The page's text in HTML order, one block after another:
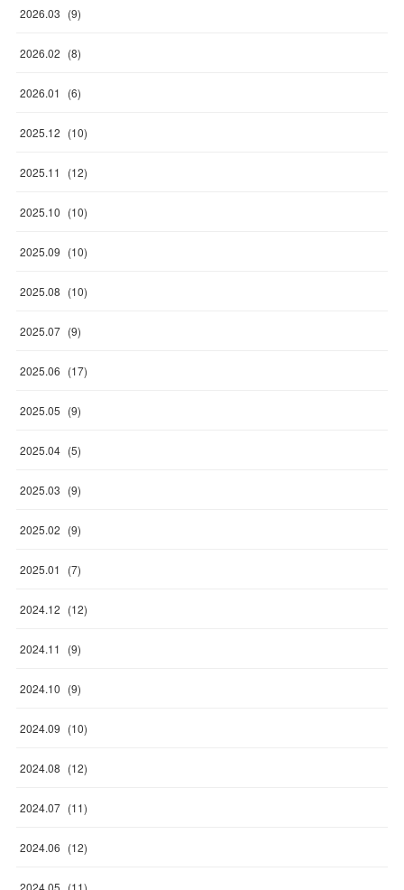
2026.03 (9)
2026.02 (8)
2026.01 (6)
2025.12 (10)
2025.11 (12)
2025.10 (10)
2025.09 (10)
2025.08 (10)
2025.07 (9)
2025.06 (17)
2025.05 (9)
2025.04 (5)
2025.03 (9)
2025.02 (9)
2025.01 (7)
2024.12 (12)
2024.11 (9)
2024.10 (9)
2024.09 (10)
2024.08 (12)
2024.07 (11)
2024.06 (12)